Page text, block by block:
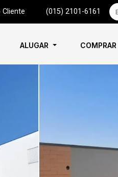
(015) 2101-6161
ALUGAR COMPRAR